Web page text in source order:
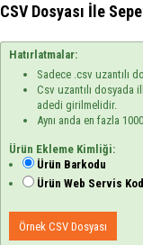
CSV Dosyası İle
Hatırlatmalar:
Sadece .csv uzantılı
Csv uzantılı dosyada
adedi girilmelidir.
Aynı anda en fazla
Ürün Ekleme Kimliği:
Ürün Barkodu
Ürün Web Servis
Örnek CSV Dosyası